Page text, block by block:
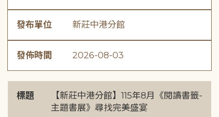
發布單位 新莊中港分館
發佈時間 2026-08-03
標題
【新莊中港分館】115年8月《閱讀書籤-
主題書展》尋找完美盛宴